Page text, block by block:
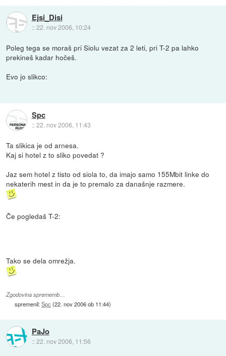
Ejsi_Disi
::22. nov 2006, 10:24
Poleg tega se moraš pri Siolu vezat za 2 leti, pri T-2 pa lahko
prekineš kadar hočeš.
Evo jo slikco:
Spc
::22. nov 2006, 11:43
Ta slikica je od arnesa.
Kaj si hotel z to sliko povedat ?
Jaz sem hotel z tisto od siola to, da imajo samo 155Mbit linke do
nekaterih mest in da je to premalo za današnje razmere.
Če pogledaš T-2:
Tako se dela omrežja.
Zgodovina sprememb…
spremenil:Spc (22. nov 2006 ob 11:44)
PaJo
::22. nov 2006, 11:56